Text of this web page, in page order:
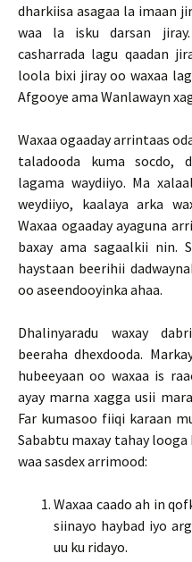
dharkiisa asagaa la imaan
waa la isku darsan jiray.
casharrada lagu qaadan
loola bixi jiray oo waxaa
Afgooye ama Wanlawayn
Waxaa ogaaday arrintaas
taladooda kuma socdo,
lagama waydiiyo. Ma
weydiiyo, kaalaya arka
Waxaa ogaaday ayaguna
baxay ama sagaalkii nin.
haystaan beerihii
oo aseendooyinka ahaa.
Dhalinyaradu waxay
beeraha dhexdooda.
hubeeyaan oo waxaa is
ayay marna xagga usii
Far kumasoo fiiqi karaan
Sababtu maxay tahay
waa sasdex arrimood:
Waxaa caado ah in
siinayo haybad iyo
uu ku ridayo.